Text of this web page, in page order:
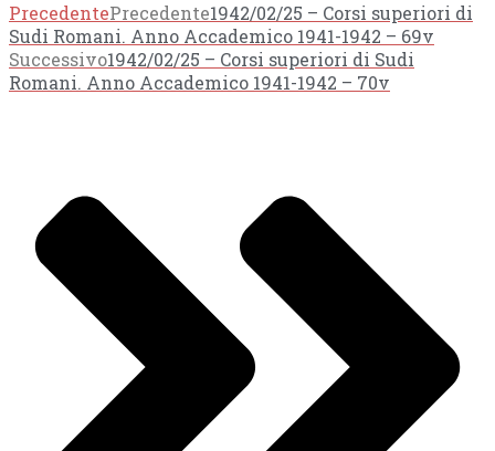
PrecedentePrecedente1942/02/25 – Corsi superiori di
Sudi Romani. Anno Accademico 1941-1942 – 69v
Successivo1942/02/25 – Corsi superiori di Sudi
Romani. Anno Accademico 1941-1942 – 70v